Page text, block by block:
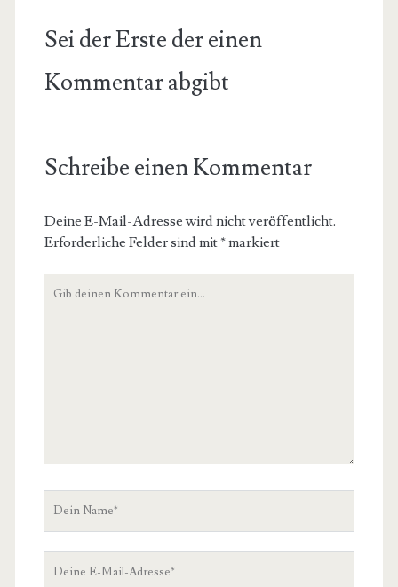
Sei der Erste der einen
Kommentar abgibt
Schreibe einen Kommentar
Deine E-Mail-Adresse wird nicht veröffentlicht.
Erforderliche Felder sind mit*markiert
Dein